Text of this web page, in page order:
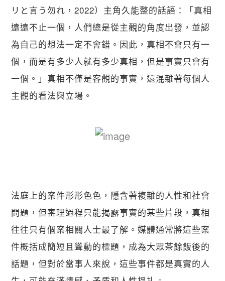
リと言う勿れ，2022）主角久能整的話語：「真相
遠遠不止一個，人們總是從主觀的角度出發，並認
為自己的想法一定不會錯。因此，真相不會只有一
個，而是有多少人就有多少真相，但是事實只會有
一個。」真相不僅是客觀的事實，還混雜著每個人
主觀的看法與立場。
法庭上的案件形形色色，隱含著複雜的人性和社會
問題，但審理過程只能揭露事實的某些片段，真相
往往只有個案相關人士最了解。媒體通常將這些案
件概括成簡短且聳動的標題，成為大眾茶餘飯後的
話題，但對於當事人來說，這些事件都是真實的人